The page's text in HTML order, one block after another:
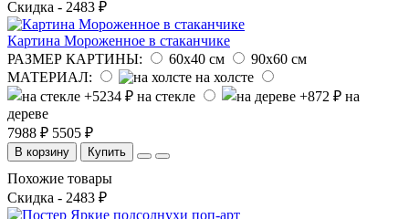
Скидка - 2483 ₽
Картина Мороженное в стаканчике
РАЗМЕР КАРТИНЫ:
60х40 см
90х60 см
МАТЕРИАЛ:
на холсте
на стекле
на
дереве
7988 ₽ 5505 ₽
В корзину Купить
Похожие товары
Скидка - 2483 ₽